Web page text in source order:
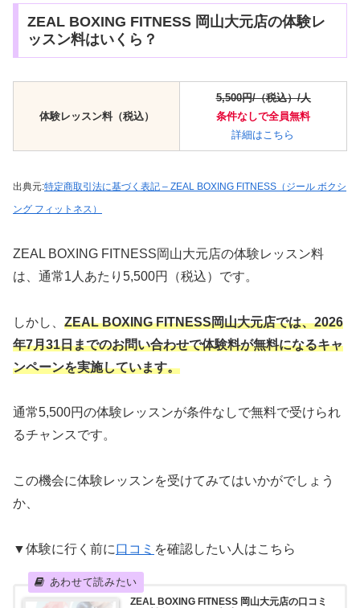
ZEAL BOXING FITNESS 岡山大元店の体験レ
ッスン料はいくら？
体験レッスン料（税込）
5,500円/（税込）/人
条件なしで全員無料
詳細はこちら
出典元:特定商取引法に基づく表記 – ZEAL BOXING FITNESS（ジール ボクシ
ング フィットネス）
ZEAL BOXING FITNESS岡山大元店の体験レッスン料
は、通常1人あたり5,500円（税込）です。
しかし、 ZEAL BOXING FITNESS岡山大元店では、2026
年7月31日までのお問い合わせで体験料が無料になるキャ
ンペーンを実施しています。
通常5,500円の体験レッスンが条件なしで無料で受けられ
るチャンスです。
この機会に体験レッスンを受けてみてはいかがでしょう
か、
▼体験に行く前に口コミ を確認したい人はこちら
ZEAL BOXING FITNESS 岡山大元店の口コミ